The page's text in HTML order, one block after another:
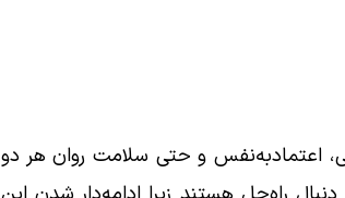
اعتمادبه‌نفس و حتی سلامت روان هر دو